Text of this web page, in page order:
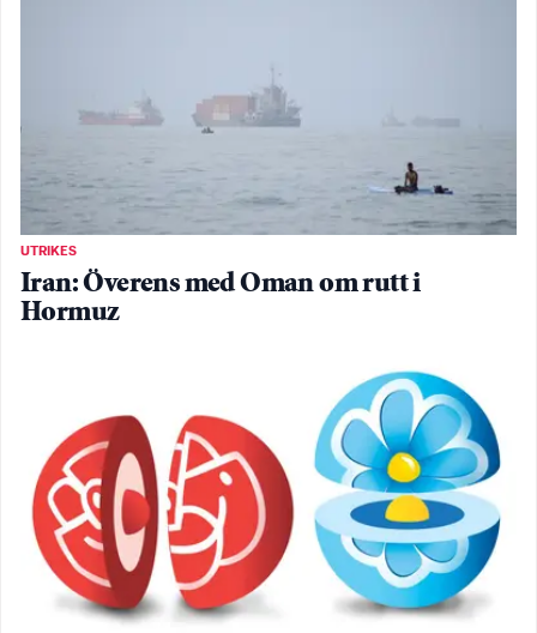
UTRIKES
Iran: Överens med Oman om rutt i
Hormuz